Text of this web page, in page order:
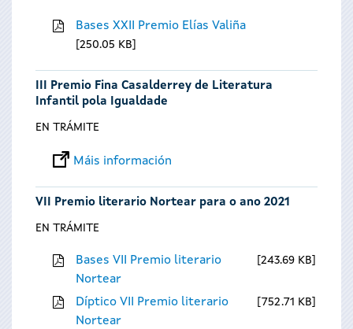
Bases XXII Premio Elías Valiña
250.05 KB
III Premio Fina Casalderrey de Literatura
Infantil pola Igualdade
EN TRÁMITE
Máis información
VII Premio literario Nortear para o ano 2021
EN TRÁMITE
Bases VII Premio literario
Nortear
243.69 KB
Díptico VII Premio literario
Nortear
752.71 KB